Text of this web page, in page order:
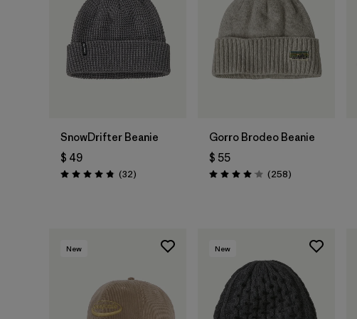
Agregar a la
SnowDrifter Beanie
$ 49
Valoración: 4.8 / 5
(32Comentarios
)
Agregar a la
Gorro Brodeo Beanie
$ 55
Valoración: 4.1 / 5
(258Comentarios
)
New New